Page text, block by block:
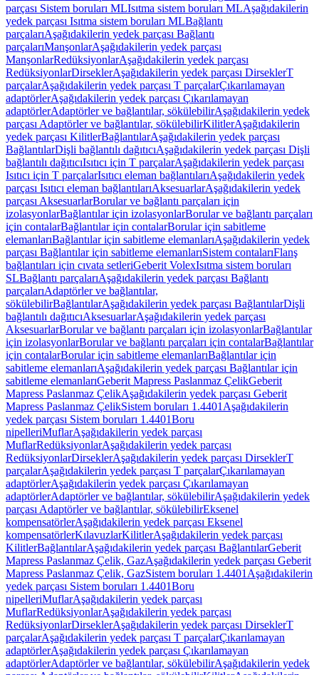
parçası Sistem boruları MLIsıtma sistem boruları MLAşağıdakilerin
yedek parçası Isıtma sistem boruları MLBağlantı
parçalarıAşağıdakilerin yedek parçası Bağlantı
parçalarıManşonlarAşağıdakilerin yedek parçası
ManşonlarRedüksiyonlarAşağıdakilerin yedek parçası
RedüksiyonlarDirseklerAşağıdakilerin yedek parçası DirseklerT
parçalarAşağıdakilerin yedek parçası T parçalarÇıkarılamayan
adaptörlerAşağıdakilerin yedek parçası Çıkarılamayan
adaptörlerAdaptörler ve bağlantılar, sökülebilirAşağıdakilerin yedek
parçası Adaptörler ve bağlantılar, sökülebilirKilitlerAşağıdakilerin
yedek parçası KilitlerBağlantılarAşağıdakilerin yedek parçası
BağlantılarDişli bağlantılı dağıtıcıAşağıdakilerin yedek parçası Dişli
bağlantılı dağıtıcıIsıtıcı için T parçalarAşağıdakilerin yedek parçası
Isıtıcı için T parçalarIsıtıcı eleman bağlantılarıAşağıdakilerin yedek
parçası Isıtıcı eleman bağlantılarıAksesuarlarAşağıdakilerin yedek
parçası AksesuarlarBorular ve bağlantı parçaları için
izolasyonlarBağlantılar için izolasyonlarBorular ve bağlantı parçaları
için contalarBağlantılar için contalarBorular için sabitleme
elemanlarıBağlantılar için sabitleme elemanlarıAşağıdakilerin yedek
parçası Bağlantılar için sabitleme elemanlarıSistem contalarıFlanş
bağlantıları için cıvata setleriGeberit VolexIsıtma sistem boruları
SLBağlantı parçalarıAşağıdakilerin yedek parçası Bağlantı
parçalarıAdaptörler ve bağlantılar,
sökülebilirBağlantılarAşağıdakilerin yedek parçası BağlantılarDişli
bağlantılı dağıtıcıAksesuarlarAşağıdakilerin yedek parçası
AksesuarlarBorular ve bağlantı parçaları için izolasyonlarBağlantılar
için izolasyonlarBorular ve bağlantı parçaları için contalarBağlantılar
için contalarBorular için sabitleme elemanlarıBağlantılar için
sabitleme elemanlarıAşağıdakilerin yedek parçası Bağlantılar için
sabitleme elemanlarıGeberit Mapress Paslanmaz ÇelikGeberit
Mapress Paslanmaz ÇelikAşağıdakilerin yedek parçası Geberit
Mapress Paslanmaz ÇelikSistem boruları 1.4401 Aşağıdakilerin
yedek parçası Sistem boruları 1.4401Boru
nipelleriMuflarAşağıdakilerin yedek parçası
MuflarRedüksiyonlarAşağıdakilerin yedek parçası
RedüksiyonlarDirseklerAşağıdakilerin yedek parçası DirseklerT
parçalarAşağıdakilerin yedek parçası T parçalarÇıkarılamayan
adaptörlerAşağıdakilerin yedek parçası Çıkarılamayan
adaptörlerAdaptörler ve bağlantılar, sökülebilirAşağıdakilerin yedek
parçası Adaptörler ve bağlantılar, sökülebilirEksenel
kompensatörlerAşağıdakilerin yedek parçası Eksenel
kompensatörlerKılavuzlarKilitlerAşağıdakilerin yedek parçası
KilitlerBağlantılarAşağıdakilerin yedek parçası BağlantılarGeberit
Mapress Paslanmaz Çelik, GazAşağıdakilerin yedek parçası Geberit
Mapress Paslanmaz Çelik, GazSistem boruları 1.4401 Aşağıdakilerin
yedek parçası Sistem boruları 1.4401Boru
nipelleriMuflarAşağıdakilerin yedek parçası
MuflarRedüksiyonlarAşağıdakilerin yedek parçası
RedüksiyonlarDirseklerAşağıdakilerin yedek parçası DirseklerT
parçalarAşağıdakilerin yedek parçası T parçalarÇıkarılamayan
adaptörlerAşağıdakilerin yedek parçası Çıkarılamayan
adaptörlerAdaptörler ve bağlantılar, sökülebilirAşağıdakilerin yedek